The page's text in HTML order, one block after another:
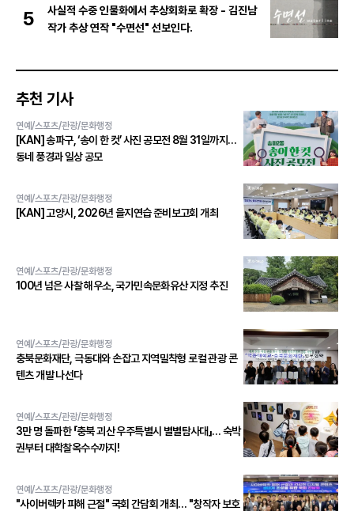
5
사실적 수중 인물화에서 추상회화로 확장 - 김진남
작가 추상 연작 "수면선" 선보인다.
추천 기사
연예/스포츠/관광/문화행정
[KAN] 송파구, ‘송이 한 컷’ 사진 공모전 8월 31일까지…
동네 풍경과 일상 공모
연예/스포츠/관광/문화행정
[KAN] 고양시, 2026년 을지연습 준비보고회 개최
연예/스포츠/관광/문화행정
100년 넘은 사찰 해우소, 국가민속문화유산 지정 추진
연예/스포츠/관광/문화행정
충북문화재단, 극동대와 손잡고 지역밀착형 로컬 관광 콘
텐츠 개발 나선다
연예/스포츠/관광/문화행정
3만 명 돌파한 「충북 괴산 우주특별시 별별탐사대」… 숙박
권부터 대학찰옥수수까지!
연예/스포츠/관광/문화행정
"사이버렉카 피해 근절" 국회 간담회 개최… "창작자 보호